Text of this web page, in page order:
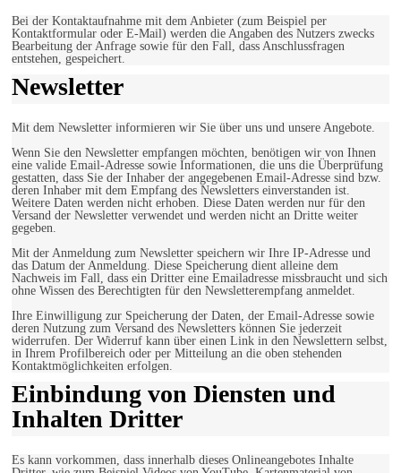
Bei der Kontaktaufnahme mit dem Anbieter (zum Beispiel per
Kontaktformular oder E-Mail) werden die Angaben des Nutzers zwecks
Bearbeitung der Anfrage sowie für den Fall, dass Anschlussfragen
entstehen, gespeichert.
Newsletter
Mit dem Newsletter informieren wir Sie über uns und unsere Angebote.
Wenn Sie den Newsletter empfangen möchten, benötigen wir von Ihnen
eine valide Email-Adresse sowie Informationen, die uns die Überprüfung
gestatten, dass Sie der Inhaber der angegebenen Email-Adresse sind bzw.
deren Inhaber mit dem Empfang des Newsletters einverstanden ist.
Weitere Daten werden nicht erhoben. Diese Daten werden nur für den
Versand der Newsletter verwendet und werden nicht an Dritte weiter
gegeben.
Mit der Anmeldung zum Newsletter speichern wir Ihre IP-Adresse und
das Datum der Anmeldung. Diese Speicherung dient alleine dem
Nachweis im Fall, dass ein Dritter eine Emailadresse missbraucht und sich
ohne Wissen des Berechtigten für den Newsletterempfang anmeldet.
Ihre Einwilligung zur Speicherung der Daten, der Email-Adresse sowie
deren Nutzung zum Versand des Newsletters können Sie jederzeit
widerrufen. Der Widerruf kann über einen Link in den Newslettern selbst,
in Ihrem Profilbereich oder per Mitteilung an die oben stehenden
Kontaktmöglichkeiten erfolgen.
Einbindung von Diensten und
Inhalten Dritter
Es kann vorkommen, dass innerhalb dieses Onlineangebotes Inhalte